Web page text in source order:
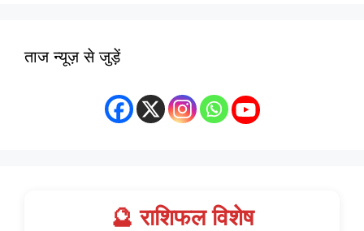
ताज न्यूज़ से जुड़ें
🔮 राशिफल विशेष